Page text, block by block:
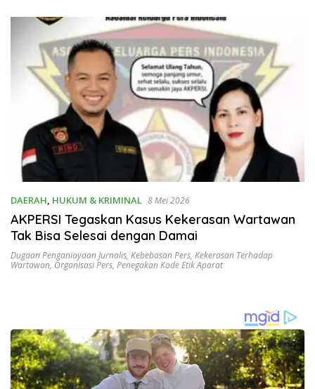
DAERAH, HUKUM & KRIMINAL 8 Mei 2026
AKPERSI Tegaskan Kasus Kekerasan Wartawan
Tak Bisa Selesai dengan Damai
Dugaan Penganiayaan Jurnalis, Kebebasan Pers, Kekerasan Terhadap
Wartawan, Organisasi Pers, Penegakan Kode Etik Aparat